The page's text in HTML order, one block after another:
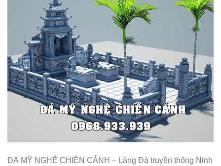
ĐÁ MỸ NGHỆ CHIẾN CẢNH – Làng Đá truyền thống Ninh